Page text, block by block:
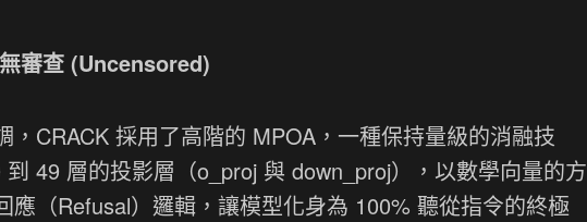
審查 (Uncensored)
CRACK 採用了高階的 MPOA，一種保持量級的消融技
49 層的投影層（o_proj 與 down_proj），以數學向量的方
應（Refusal）邏輯，讓模型化身為 100% 聽從指令的終極